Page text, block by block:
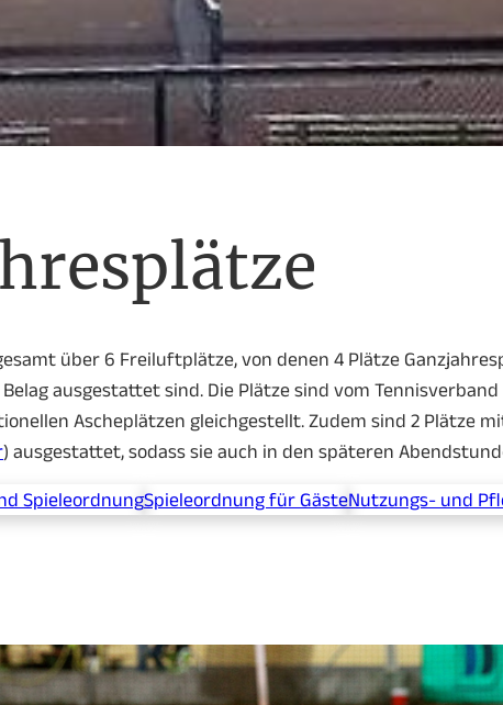
über 6 Freiluftplätze, von denen 4 Plätze
Belag ausgestattet sind. Die Plätze sind vom Tennisverband
Ascheplätzen gleichgestellt. Zudem sind 2 Plätze
) ausgestattet, sodass sie auch in den späteren
SpieleordnungSpieleordnung für GästeNutzungs- und